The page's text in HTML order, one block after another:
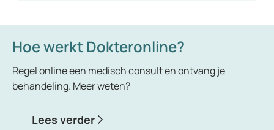
Hoe werkt Dokteronline?
Regel online een medisch consult en ontvang je
behandeling. Meer weten?
Lees verder